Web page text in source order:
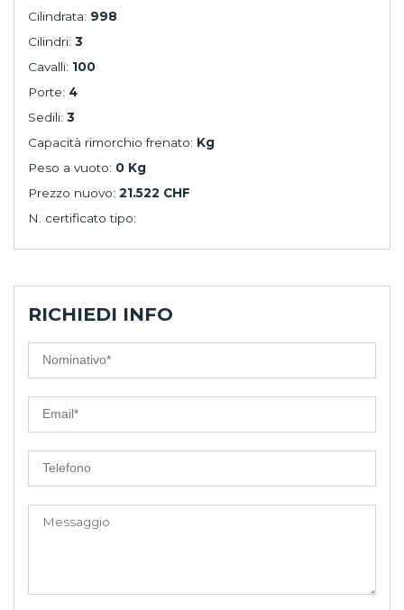
Cilindrata: 998
Cilindri: 3
Cavalli: 100
Porte: 4
Sedili: 3
Capacità rimorchio frenato: Kg
Peso a vuoto: 0 Kg
Prezzo nuovo: 21.522 CHF
N. certificato tipo:
RICHIEDI INFO